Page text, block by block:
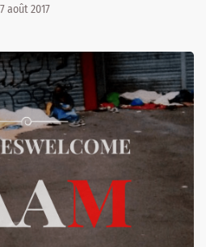
7 août 2017